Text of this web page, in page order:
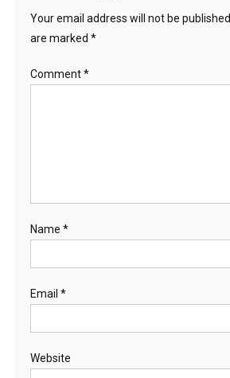
Your email address will not be published.
are marked *
Comment*
Name *
Email *
Website